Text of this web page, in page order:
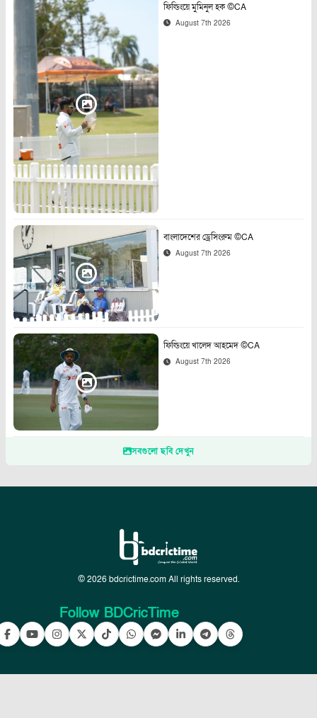
ফিল্ডিংয়ে মুমিনুল হক ©CA
August 7th 2026
বাংলাদেশের ড্রেসিংরুম ©CA
August 7th 2026
ফিল্ডিংয়ে খালেদ আহমেদ ©CA
August 7th 2026
সবগুলো ছবি দেখুন
© 2026 bdcrictime.com All rights reserved.
Follow BDCricTime